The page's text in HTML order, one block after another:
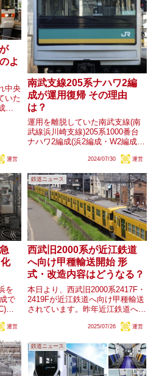
よ
中央
いた
運営
南武支線205系ナハワ2編
成が運用復帰 その理由
は？
運用を離脱していた南武支線(南
武線浜川崎支線)205系1000番台
ナハワ2編成(浜2編成・W2編成)
した。同編成及びナハワ1編成は
E127系に置き換えられ余剰とな
っていましたが、何故このタイミ
ングで運用復帰し...
2024/07/30 運営
を
で
化
が
たし
運営
鉄道ニュース
西武旧2000系が近江鉄道
へ向け甲種輸送開始 形
式・改造内容はどうなる？
本日より、西武旧2000系2417F・
2419Fが近江鉄道へ向け甲種輸送
されています。昨年近江鉄道へ譲
は塗色は西武時代のまま検測装置
ャコン｣となり間もなくデビュー
予定...
2025/07/26 運営
鉄道ニュース